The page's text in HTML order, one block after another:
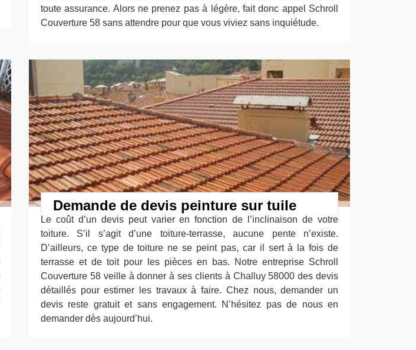
toute assurance. Alors ne prenez pas à légère, fait donc appel Schroll
Couverture 58 sans attendre pour que vous viviez sans inquiétude.
Demande de devis peinture sur tuile
Le coût d’un devis peut varier en fonction de l’inclinaison de votre
toiture. S’il s’agit d’une toiture-terrasse, aucune pente n’existe.
D’ailleurs, ce type de toiture ne se peint pas, car il sert à la fois de
terrasse et de toit pour les pièces en bas. Notre entreprise Schroll
Couverture 58 veille à donner à ses clients à Challuy 58000 des devis
détaillés pour estimer les travaux à faire. Chez nous, demander un
devis reste gratuit et sans engagement. N’hésitez pas de nous en
demander dès aujourd’hui.